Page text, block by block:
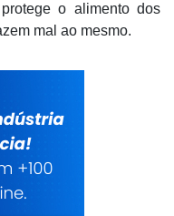
o alimento dos
mal ao mesmo.